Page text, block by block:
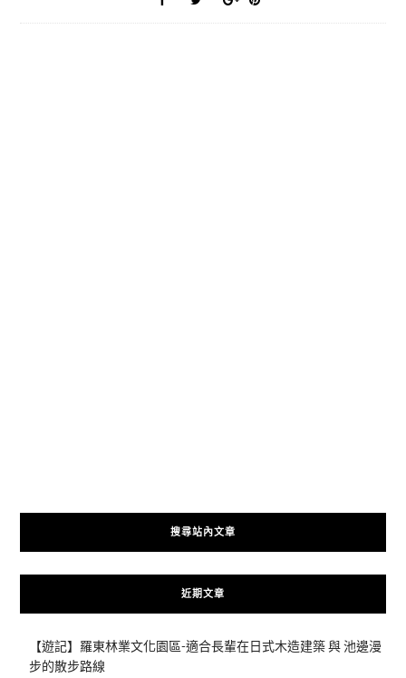
搜尋站內文章
近期文章
【遊記】羅東林業文化園區-適合長輩在日式木造建築 與 池邊漫
步的散步路線